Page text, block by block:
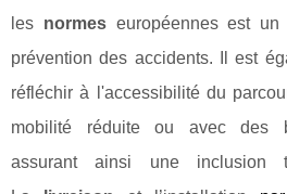
les normeseuropéennes est un
prévention des accidents. Il est
réfléchir à l'accessibilité du
mobilité réduite ou avec des
assurant ainsi une inclusion